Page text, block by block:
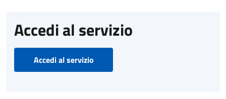
Accedi al servizio
Accedi al servizio